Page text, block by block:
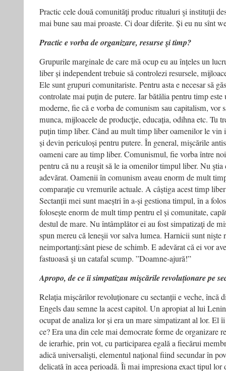
Practic cele două comunităţi produc ritualuri şi instituţii
mai bune sau mai proaste. Ci doar diferite. Și eu nu sînt
Practic e vorba de organizare, resurse şi timp?
Grupurile marginale de care mă ocup eu au înțeles un
liber și independent trebuie să controlezi resursele,
Ele sunt grupuri comunitariste. Pentru asta e necesar să
controlate mai puțin de putere. Iar bătălia pentru timp
moderne, fie că e vorba de comunism sau capitalism, vor
munca, mijloacele de producţie, educația, odihna etc. Tu
puțin timp liber. Când au mult timp liber oamenilor le vin
și devin periculoși pentru putere. În general, mişcările
oameni care au timp liber. Comunismul, fie vorba între
pentru că nu a reuşit să le ia omenilor timpul liber. Nu
adevărat. Oamenii în comunism aveau enorm de mult
comparaţie cu vremurile actuale. A câștiga acest timp
Sectanții mei sunt maeștri în a-și gestiona timpul, în a
folosește enorm de mult timp pentru el și comunitate,
destul de mare. Nu întâmplător ei au fost simpatizaţi de
spun mereu că leneşii vor salva lumea. Harnicii sunt
neimportanţi:sânt piese de schimb. E adevărat că ei vor
fastuoasă şi un catafal scump. ”Doamne-ajură!”
Apropo, de ce îi simpatizau mişcările revoluționare pe
Relația mișcărilor revoluționare cu sectanții e veche, încă
Engels dau semne la acest capitol. Un apropiat al lui
ocupat de analiza lor și era un mare simpatizant al lor. El
ce? Era una din cele mai democrate forme de organizare
de ierarhie, prin vot, cu participarea egală a fiecărui
adică universalişti, elementul naţional fiind secundar în
delicată în acea perioadă. Îi mai impresiona exact tipul lor